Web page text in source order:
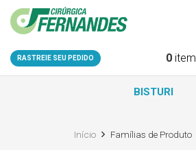
RASTREIE SEU PEDIDO 0 item
BISTURI
Início Famílias de Produto